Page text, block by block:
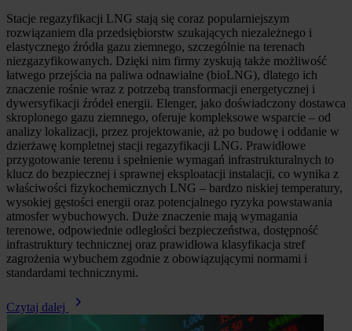
Stacje regazyfikacji LNG stają się coraz popularniejszym
rozwiązaniem dla przedsiębiorstw szukających niezależnego i
elastycznego źródła gazu ziemnego, szczególnie na terenach
niezgazyfikowanych. Dzięki nim firmy zyskują także możliwość
łatwego przejścia na paliwa odnawialne (bioLNG), dlatego ich
znaczenie rośnie wraz z potrzebą transformacji energetycznej i
dywersyfikacji źródeł energii. Elenger, jako doświadczony dostawca
skroplonego gazu ziemnego, oferuje kompleksowe wsparcie – od
analizy lokalizacji, przez projektowanie, aż po budowę i oddanie w
dzierżawę kompletnej stacji regazyfikacji LNG. Prawidłowe
przygotowanie terenu i spełnienie wymagań infrastrukturalnych to
klucz do bezpiecznej i sprawnej eksploatacji instalacji, co wynika z
właściwości fizykochemicznych LNG – bardzo niskiej temperatury,
wysokiej gęstości energii oraz potencjalnego ryzyka powstawania
atmosfer wybuchowych. Duże znaczenie mają wymagania
terenowe, odpowiednie odległości bezpieczeństwa, dostępność
infrastruktury technicznej oraz prawidłowa klasyfikacja stref
zagrożenia wybuchem zgodnie z obowiązującymi normami i
standardami technicznymi.
Czytaj dalej